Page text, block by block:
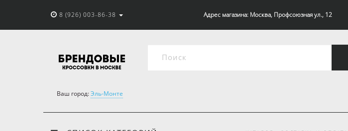
8 (926) 003-86-38 Адрес магазина: Москва, Профсоюзная ул., 12
Ваш город:Эль-Монте